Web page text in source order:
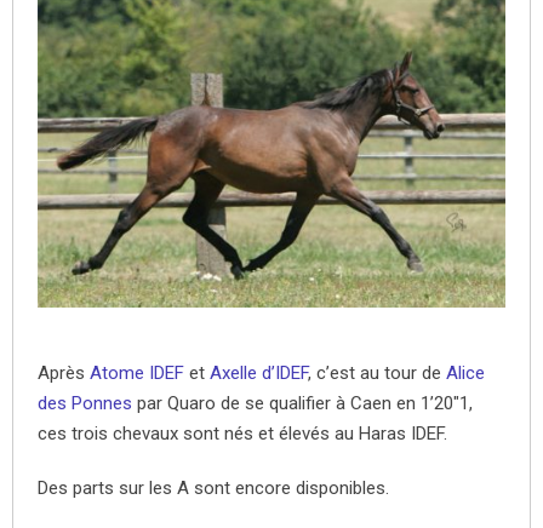
Après Atome IDEF et Axelle d’IDEF, c’est au tour de Alice
des Ponnes par Quaro de se qualifier à Caen en 1’20″1,
ces trois chevaux sont nés et élevés au Haras IDEF.
Des parts sur les A sont encore disponibles.